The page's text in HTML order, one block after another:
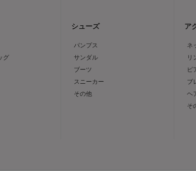
グ
シューズ
パンプス
サンダル
ブーツ
スニーカー
その他
ア
ネ
リ
ピ
ブ
ヘ
そ